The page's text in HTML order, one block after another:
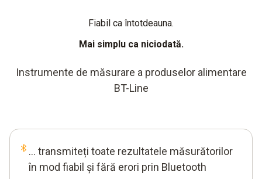
Fiabil ca întotdeauna.
Mai simplu ca niciodată.
Instrumente de măsurare a produselor alimentare
BT-Line
... transmiteți toate rezultatele măsurătorilor
în mod fiabil și fără erori prin Bluetooth